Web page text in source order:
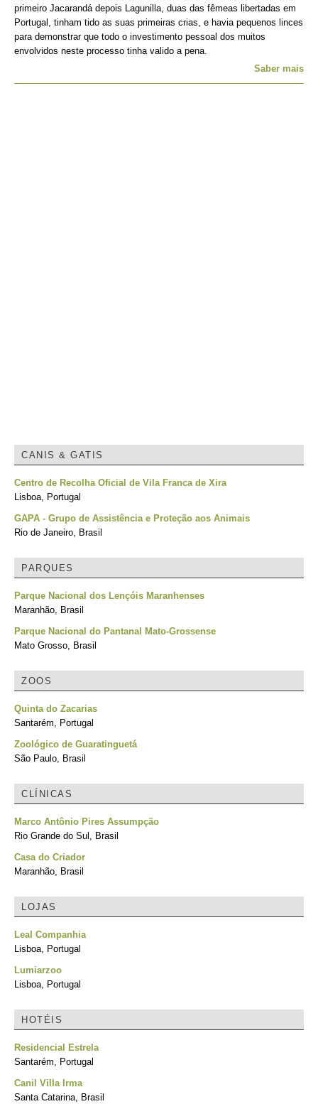
primeiro Jacarandá depois Lagunilla, duas das fêmeas libertadas em
Portugal, tinham tido as suas primeiras crias, e havia pequenos linces
para demonstrar que todo o investimento pessoal dos muitos
envolvidos neste processo tinha valido a pena.
Saber mais
CANIS & GATIS
Centro de Recolha Oficial de Vila Franca de Xira
Lisboa, Portugal
GAPA - Grupo de Assistência e Proteção aos Animais
Rio de Janeiro, Brasil
PARQUES
Parque Nacional dos Lençóis Maranhenses
Maranhão, Brasil
Parque Nacional do Pantanal Mato-Grossense
Mato Grosso, Brasil
ZOOS
Quinta do Zacarias
Santarém, Portugal
Zoológico de Guaratinguetá
São Paulo, Brasil
CLÍNICAS
Marco Antônio Pires Assumpção
Rio Grande do Sul, Brasil
Casa do Criador
Maranhão, Brasil
LOJAS
Leal Companhia
Lisboa, Portugal
Lumiarzoo
Lisboa, Portugal
HOTÉIS
Residencial Estrela
Santarém, Portugal
Canil Villa Irma
Santa Catarina, Brasil